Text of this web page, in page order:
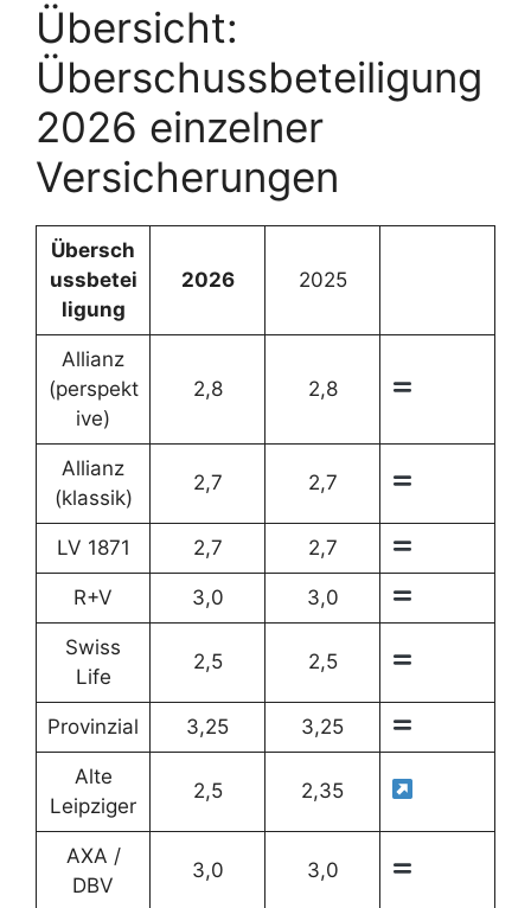
Übersicht:
Überschussbeteiligung
2026 einzelner
Versicherungen
Übersch
ussbetei
ligung
2026 2025
Allianz
(perspekt
ive)
2,8 2,8
Allianz
(klassik)
2,7 2,7
LV 1871 2,7 2,7
R+V 3,0 3,0
Swiss
Life
2,5 2,5
Provinzial 3,25 3,25
Alte
Leipziger
2,5 2,35
AXA /
DBV
3,0 3,0